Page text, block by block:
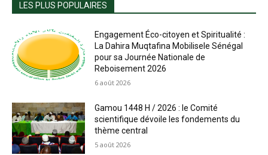
LES PLUS POPULAIRES
Engagement Éco-citoyen et Spiritualité :
La Dahira Muqtafina Mobilisele Sénégal
pour sa Journée Nationale de
Reboisement 2026
6 août 2026
Gamou 1448 H / 2026 : le Comité
scientifique dévoile les fondements du
thème central
5 août 2026